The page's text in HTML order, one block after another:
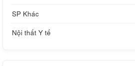
SP Khác
Nội thất Y tế